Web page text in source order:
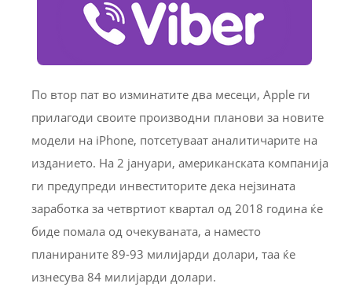
По втор пат во изминатите два месеци, Apple ги
прилагоди своите производни планови за новите
модели на iPhone, потсетуваат аналитичарите на
изданието. На 2 јануари, американската компанија
ги предупреди инвеститорите дека нејзината
заработка за четвртиот квартал од 2018 година ќе
биде помала од очекуваната, а наместо
планираните 89-93 милијарди долари, таа ќе
изнесува 84 милијарди долари.